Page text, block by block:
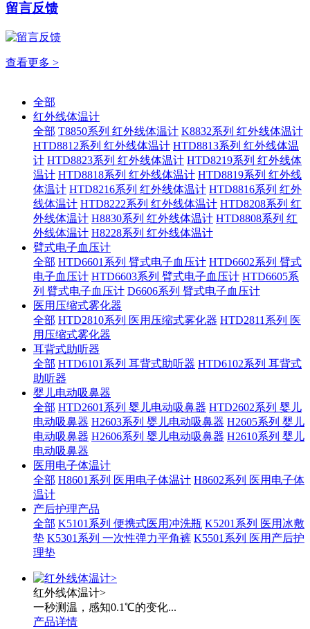
留言反馈
查看更多 >
全部
红外线体温计
全部 T8850系列 红外线体温计 K8832系列 红外线体温计
HTD8812系列 红外线体温计 HTD8813系列 红外线体温
计 HTD8823系列 红外线体温计 HTD8219系列 红外线体
温计 HTD8818系列 红外线体温计 HTD8819系列 红外线
体温计 HTD8216系列 红外线体温计 HTD8816系列 红外
线体温计 HTD8222系列 红外线体温计 HTD8208系列 红
外线体温计 H8830系列 红外线体温计 HTD8808系列 红
外线体温计 H8228系列 红外线体温计
臂式电子血压计
全部 HTD6601系列 臂式电子血压计 HTD6602系列 臂式
电子血压计 HTD6603系列 臂式电子血压计 HTD6605系
列 臂式电子血压计 D6606系列 臂式电子血压计
医用压缩式雾化器
全部 HTD2810系列 医用压缩式雾化器 HTD2811系列 医
用压缩式雾化器
耳背式助听器
全部 HTD6101系列 耳背式助听器 HTD6102系列 耳背式
助听器
婴儿电动吸鼻器
全部 HTD2601系列 婴儿电动吸鼻器 HTD2602系列 婴儿
电动吸鼻器 H2603系列 婴儿电动吸鼻器 H2605系列 婴儿
电动吸鼻器 H2606系列 婴儿电动吸鼻器 H2610系列 婴儿
电动吸鼻器
医用电子体温计
全部 H8601系列 医用电子体温计 H8602系列 医用电子体
温计
产后护理产品
全部 K5101系列 便携式医用冲洗瓶 K5201系列 医用冰敷
垫 K5301系列 一次性弹力平角裤 K5501系列 医用产后护
理垫
红外线体温计>
一秒测温，感知0.1℃的变化...
产品详情